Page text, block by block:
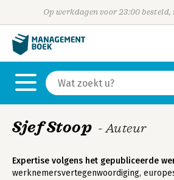
Op werkdagen voor 23:00
Sjef Stoop - Auteur
Expertise volgens het gepubliceerde
werknemersvertegenwoordiging,